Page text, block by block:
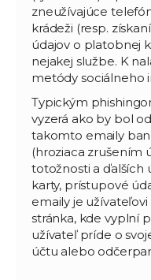
zneužívajúce
krádeži (resp.
údajov o platobnej
nejakej službe. K
metódy sociálneho
Typickým
vyzerá ako by bol
takomto emaily
(hroziaca zrušením
totožnosti a ďalších
karty, prístupové
emaily je
stránka, kde vyplní
užívateľ príde o
účtu alebo